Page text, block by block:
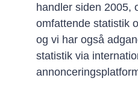
handler siden 2005,
omfattende statistik
og vi har også
statistik via